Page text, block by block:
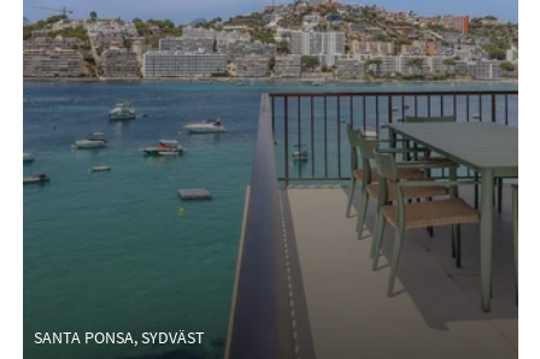
SANTA PONSA, SYDVÄST